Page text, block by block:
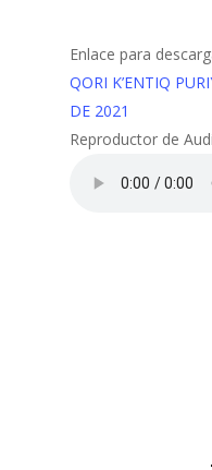
Enlace para
QORI K’ENTIQ
DE 2021
Reproductor de